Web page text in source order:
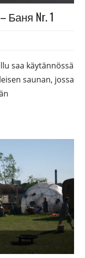
Баня Nr. 1
saa käytännössä
saunan, jossa